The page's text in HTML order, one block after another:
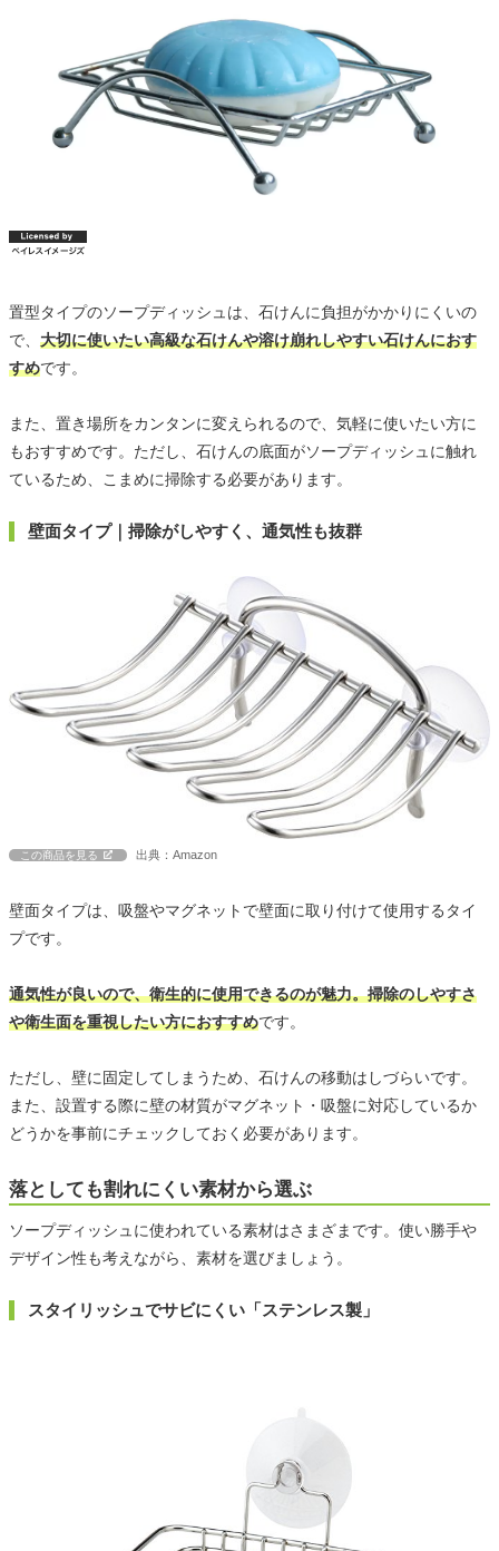
置型タイプのソープディッシュは、石けんに負担がかかりにくいの
で、 大切に使いたい高級な石けんや溶け崩れしやすい石けんにおす
すめです。
また、置き場所をカンタンに変えられるので、気軽に使いたい方に
もおすすめです。ただし、石けんの底面がソープディッシュに触れ
ているため、こまめに掃除する必要があります。
壁面タイプ｜掃除がしやすく、通気性も抜群
この商品を見る 出典：Amazon
壁面タイプは、吸盤やマグネットで壁面に取り付けて使用するタイ
プです。
通気性が良いので、衛生的に使用できるのが魅力。掃除のしやすさ
や衛生面を重視したい方におすすめです。
ただし、壁に固定してしまうため、石けんの移動はしづらいです。
また、設置する際に壁の材質がマグネット・吸盤に対応しているか
どうかを事前にチェックしておく必要があります。
落としても割れにくい素材から選ぶ
ソープディッシュに使われている素材はさまざまです。使い勝手や
デザイン性も考えながら、素材を選びましょう。
スタイリッシュでサビにくい「ステンレス製」